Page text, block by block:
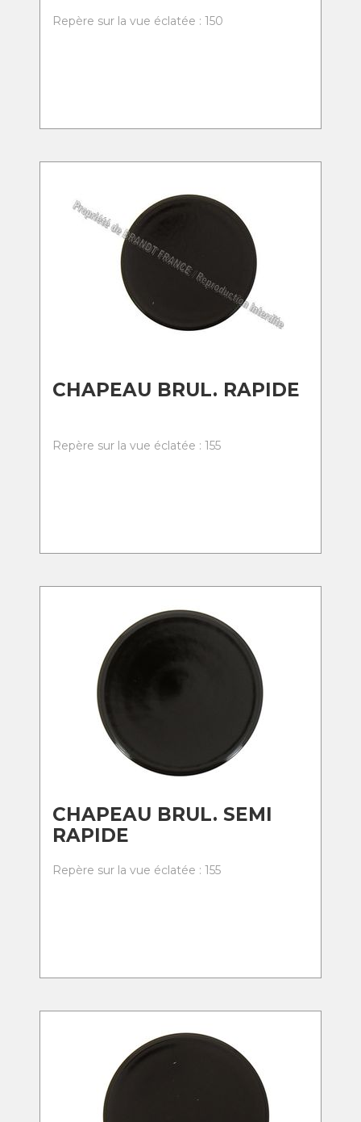
Repère sur la vue éclatée : 150
CHAPEAU BRUL. RAPIDE
Repère sur la vue éclatée : 155
CHAPEAU BRUL. SEMI
RAPIDE
Repère sur la vue éclatée : 155